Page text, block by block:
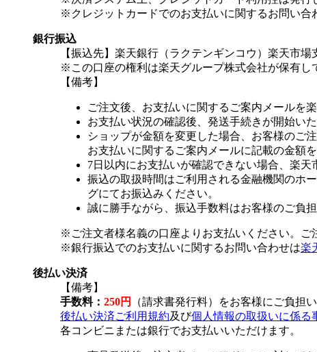
※クレジットカードでのお支払いに関するお問い合
銀行振込
【振込先】楽天銀行（ラクテンギンコウ）楽天市
※この口座の権利は楽天グループ株式会社が保有し
【備考】
ご注文後、お支払いに関するご案内メールを
お支払い状況の確認後、発送手続きが開始いた
ショップが金額を変更した場合、お客様のご
お支払いに関するご案内メールに記載の金額
7日以内にお支払いが確認できない場合、楽天
振込の取扱時間はご利用される金融機関のホ
グにてお振込みください。
誠に勝手ながら、振込手数料はお客様のご負
※ご注文者様名義の口座よりお支払いください。ご
※銀行振込でのお支払いに関するお問い合わせは楽
後払い決済
【備考】
手数料： 250円
（請求書発行料）をお客様にご負担
後払い決済ご利用規約及び個人情報の取扱いに係る
各コンビニまたは銀行でお支払いいただけます。